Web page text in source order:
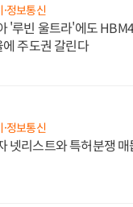
·정보통신
'루빈 울트라'에도
주도권 갈린다
·정보통신
넷리스트와 특허분쟁